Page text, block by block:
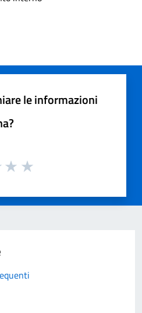
le informazioni